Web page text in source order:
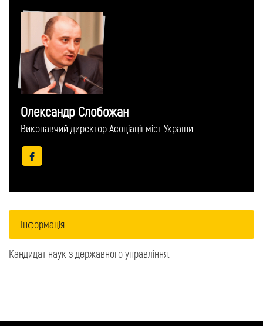
Олександр Слобожан
Виконавчий директор Асоціації міст України
Інформація
Кандидат наук з державного управління.